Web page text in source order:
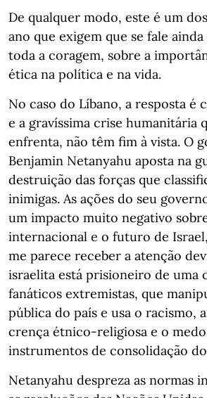
De qualquer modo, este é um
ano que exigem que se fale
toda a coragem, sobre a
ética na política e na vida.
No caso do Líbano, a resposta é
e a gravíssima crise humanitária
enfrenta, não têm fim à vista. O
Benjamin Netanyahu aposta na
destruição das forças que
inimigas. As ações do seu
um impacto muito negativo
internacional e o futuro de
me parece receber a atenção
israelita está prisioneiro de uma
fanáticos extremistas, que
pública do país e usa o racismo,
crença étnico-religiosa e o
instrumentos de consolidação
Netanyahu despreza as normas